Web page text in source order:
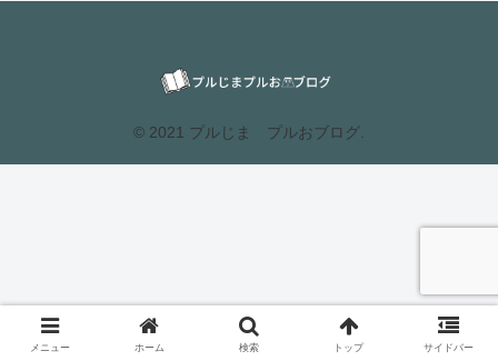
© 2021 プルじま プルおブログ.
メニュー ホーム 検索 トップ サイドバー